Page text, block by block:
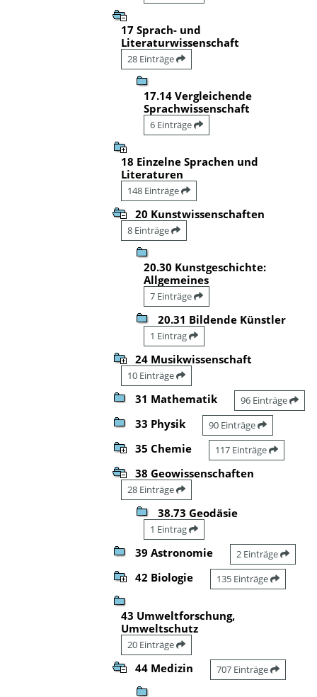
17 Sprach- und
Literaturwissenschaft
28 Einträge
17.14 Vergleichende
Sprachwissenschaft
6 Einträge
18 Einzelne Sprachen und
Literaturen
148 Einträge
20 Kunstwissenschaften
8 Einträge
20.30 Kunstgeschichte:
Allgemeines
7 Einträge
20.31 Bildende Künstler
1 Eintrag
24 Musikwissenschaft
10 Einträge
31 Mathematik 96 Einträge
33 Physik 90 Einträge
35 Chemie 117 Einträge
38 Geowissenschaften
28 Einträge
38.73 Geodäsie
1 Eintrag
39 Astronomie 2 Einträge
42 Biologie 135 Einträge
43 Umweltforschung,
Umweltschutz
20 Einträge
44 Medizin 707 Einträge